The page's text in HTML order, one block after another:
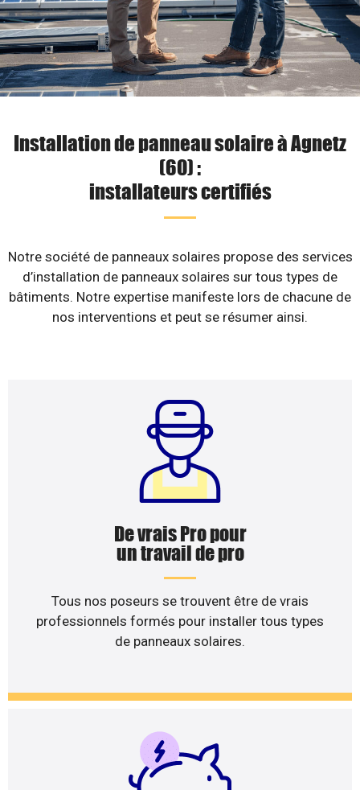
Installation de panneau solaire à Agnetz
(60) :
installateurs certifiés
Notre société de panneaux solaires propose des services
d’installation de panneaux solaires sur tous types de
bâtiments. Notre expertise manifeste lors de chacune de
nos interventions et peut se résumer ainsi.
De vrais Pro pour
un travail de pro
Tous nos poseurs se trouvent être de vrais
professionnels formés pour installer tous types
de panneaux solaires.